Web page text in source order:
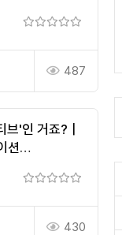
487
'인 거죠?｜
션
430